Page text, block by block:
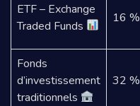
ETF – Exchange
Traded Funds
16 %
Fonds
d’investissement
traditionnels
32 %